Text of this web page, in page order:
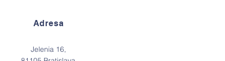
Adresa
Jelenia 16,